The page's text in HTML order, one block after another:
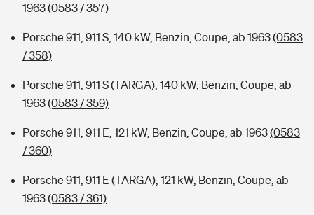
1963(0583 / 357)
Porsche 911, 911 S, 140 kW, Benzin, Coupe, ab 1963(0583
/ 358)
Porsche 911, 911 S (TARGA), 140 kW, Benzin, Coupe, ab
1963(0583 / 359)
Porsche 911, 911 E, 121 kW, Benzin, Coupe, ab 1963(0583
/ 360)
Porsche 911, 911 E (TARGA), 121 kW, Benzin, Coupe, ab
1963(0583 / 361)